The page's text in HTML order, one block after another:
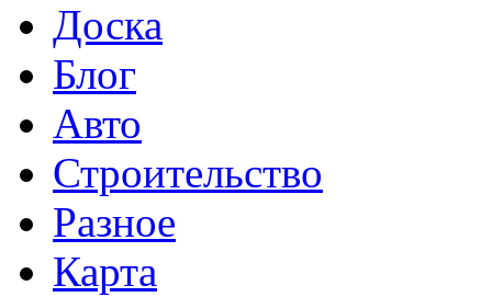
Доска
Блог
Авто
Строительство
Разное
Карта